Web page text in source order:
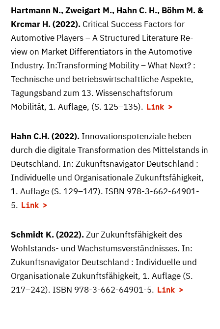
Hartmann N., Zweigart M., Hahn C. H., Böhm M. &
Krcmar H. (2022). Critical Success Factors for
Automotive Players – A Structured Literature Re-
view on Market Differentiators in the Automotive
Industry. In:Transforming Mobility – What Next? :
Technische und betriebswirtschaftliche Aspekte,
Tagungsband zum 13. Wissenschaftsforum
Mobilität, 1. Auflage, (S. 125–135). Link
Hahn C.H. (2022). Innovationspotenziale heben
durch die digitale Transformation des Mittelstands in
Deutschland. In: Zukunftsnavigator Deutschland :
Individuelle und Organisationale Zukunftsfähigkeit,
1. Auflage (S. 129–147). ISBN 978-3-662-64901-
5. Link
Schmidt K. (2022).Zur Zukunftsfähigkeit des
Wohlstands- und Wachstumsverständnisses. In:
Zukunftsnavigator Deutschland : Individuelle und
Organisationale Zukunftsfähigkeit, 1. Auflage (S.
217–242). ISBN 978-3-662-64901-5. Link